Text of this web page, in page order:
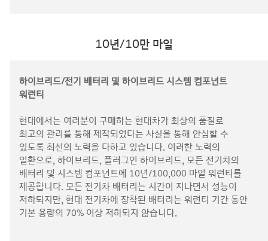
10년/10만 마일
하이브리드/전기 배터리 및 하이브리드 시스템 컴포넌트
워런티
현대에서는 여러분이 구매하는 현대차가 최상의 품질로
최고의 관리를 통해 제작되었다는 사실을 통해 안심할 수
있도록 최선의 노력을 다하고 있습니다. 이러한 노력의
일환으로, 하이브리드, 플러그인 하이브리드, 모든 전기차의
배터리 및 시스템 컴포넌트에 10년/100,000 마일 워런티를
제공합니다. 모든 전기차 배터리는 시간이 지나면서 성능이
저하되지만, 현대 전기차에 장착된 배터리는 워런티 기간 동안
기본 용량의 70% 이상 저하되지 않습니다.